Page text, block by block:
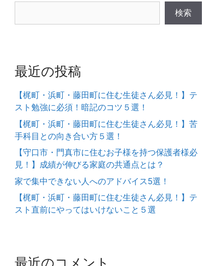
ー
検索
最近の投稿
【梶町・浜町・藤田町に住む生徒さん必見！】テ
スト勉強に必須！暗記のコツ５選！
【梶町・浜町・藤田町に住む生徒さん必見！】苦
手科目との向き合い方５選！
【守口市・門真市に住むお子様を持つ保護者様必
見！】成績が伸びる家庭の共通点とは？
家で集中できない人へのアドバイス5選！
【梶町・浜町・藤田町に住む生徒さん必見！】テ
スト直前にやってはいけないこと５選